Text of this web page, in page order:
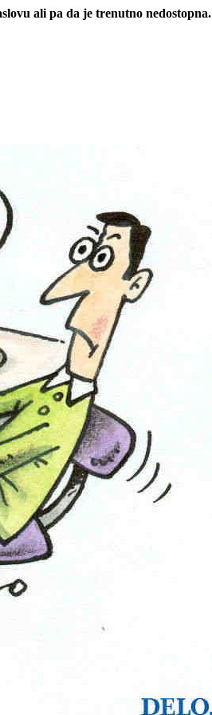
ali pa da je trenutno nedostopna.